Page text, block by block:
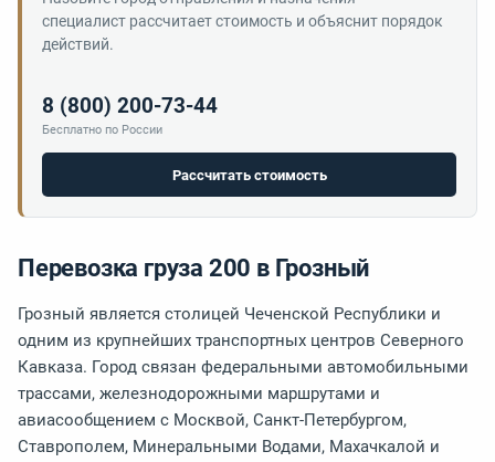
специалист рассчитает стоимость и объяснит порядок
действий.
8 (800) 200-73-44
Бесплатно по России
Рассчитать стоимость
Перевозка груза 200 в Грозный
Грозный является столицей Чеченской Республики и
одним из крупнейших транспортных центров Северного
Кавказа. Город связан федеральными автомобильными
трассами, железнодорожными маршрутами и
авиасообщением с Москвой, Санкт-Петербургом,
Ставрополем, Минеральными Водами, Махачкалой и